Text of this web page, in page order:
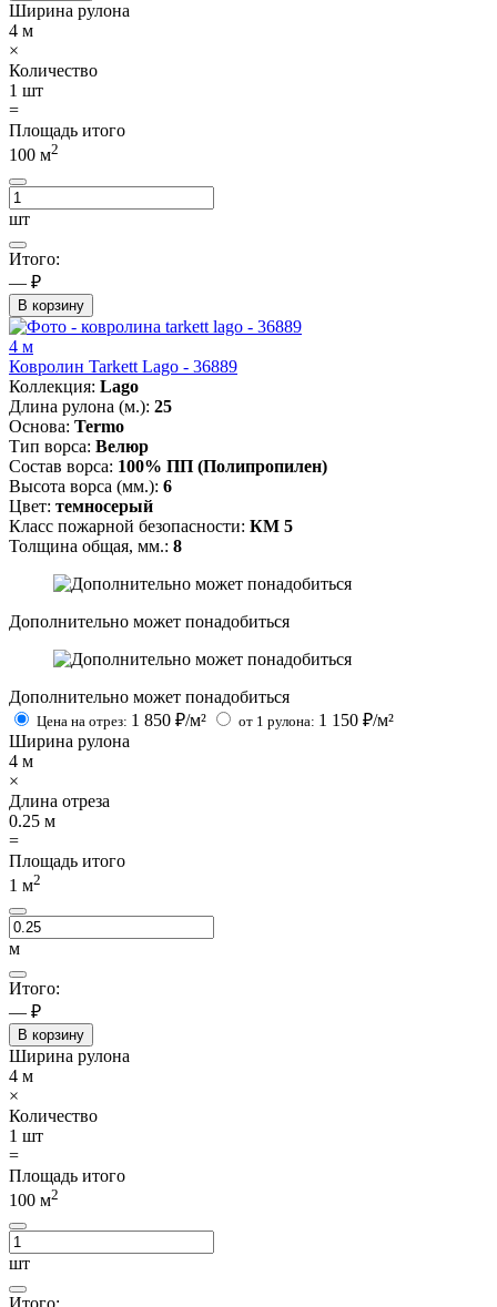
Ширина рулона
4 м
×
Количество
1 шт
=
Площадь итого
100 м2
шт
Итого:
— ₽
В корзину
4 м
Ковролин Tarkett Lago - 36889
Коллекция: Lago
Длина рулона (м.): 25
Основа: Termo
Тип ворса: Велюр
Состав ворса: 100% ПП (Полипропилен)
Высота ворса (мм.): 6
Цвет: темносерый
Класс пожарной безопасности: КМ 5
Толщина общая, мм.: 8
Дополнительно может понадобиться
Дополнительно может понадобиться
Цена на отрез: 1 850 ₽/м² от 1 рулона: 1 150 ₽/м²
Ширина рулона
4 м
×
Длина отреза
0.25 м
=
Площадь итого
1 м2
м
Итого:
— ₽
В корзину
Ширина рулона
4 м
×
Количество
1 шт
=
Площадь итого
100 м2
шт